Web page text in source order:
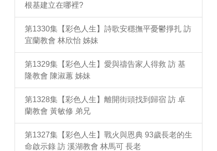
根基建立在哪裡?
第1330集【彩色人生】詩歌安穩撫平憂鬱掙扎 訪
宜蘭教會 林欣怡 姊妹
第1329集【彩色人生】愛與禱告家人得救 訪 基
隆教會 陳淑蕙 姊妹
第1328集【彩色人生】離開街頭找到歸宿 訪 卓
蘭教會 黃敏修 弟兄
第1327集【彩色人生】戰火與恩典 93歲長老的生
命啟示錄 訪 溪湖教會 林馬可 長老